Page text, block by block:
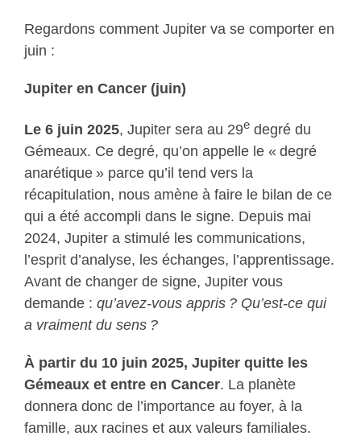
Regardons comment Jupiter va se comporter en
juin :
Jupiter en Cancer (juin)
Le 6 juin 2025, Jupiter sera au 29edegré du
Gémeaux. Ce degré, qu’on appelle le « degré
anarétique » parce qu’il tend vers la
récapitulation, nous amène à faire le bilan de ce
qui a été accompli dans le signe. Depuis mai
2024, Jupiter a stimulé les communications,
l’esprit d’analyse, les échanges, l’apprentissage.
Avant de changer de signe, Jupiter vous
demande : qu’avez-vous appris ? Qu’est-ce qui
a vraiment du sens ?
À partir du 10 juin 2025, Jupiter quitte les
Gémeaux et entre en Cancer. La planète
donnera donc de l’importance au foyer, à la
famille, aux racines et aux valeurs familiales.